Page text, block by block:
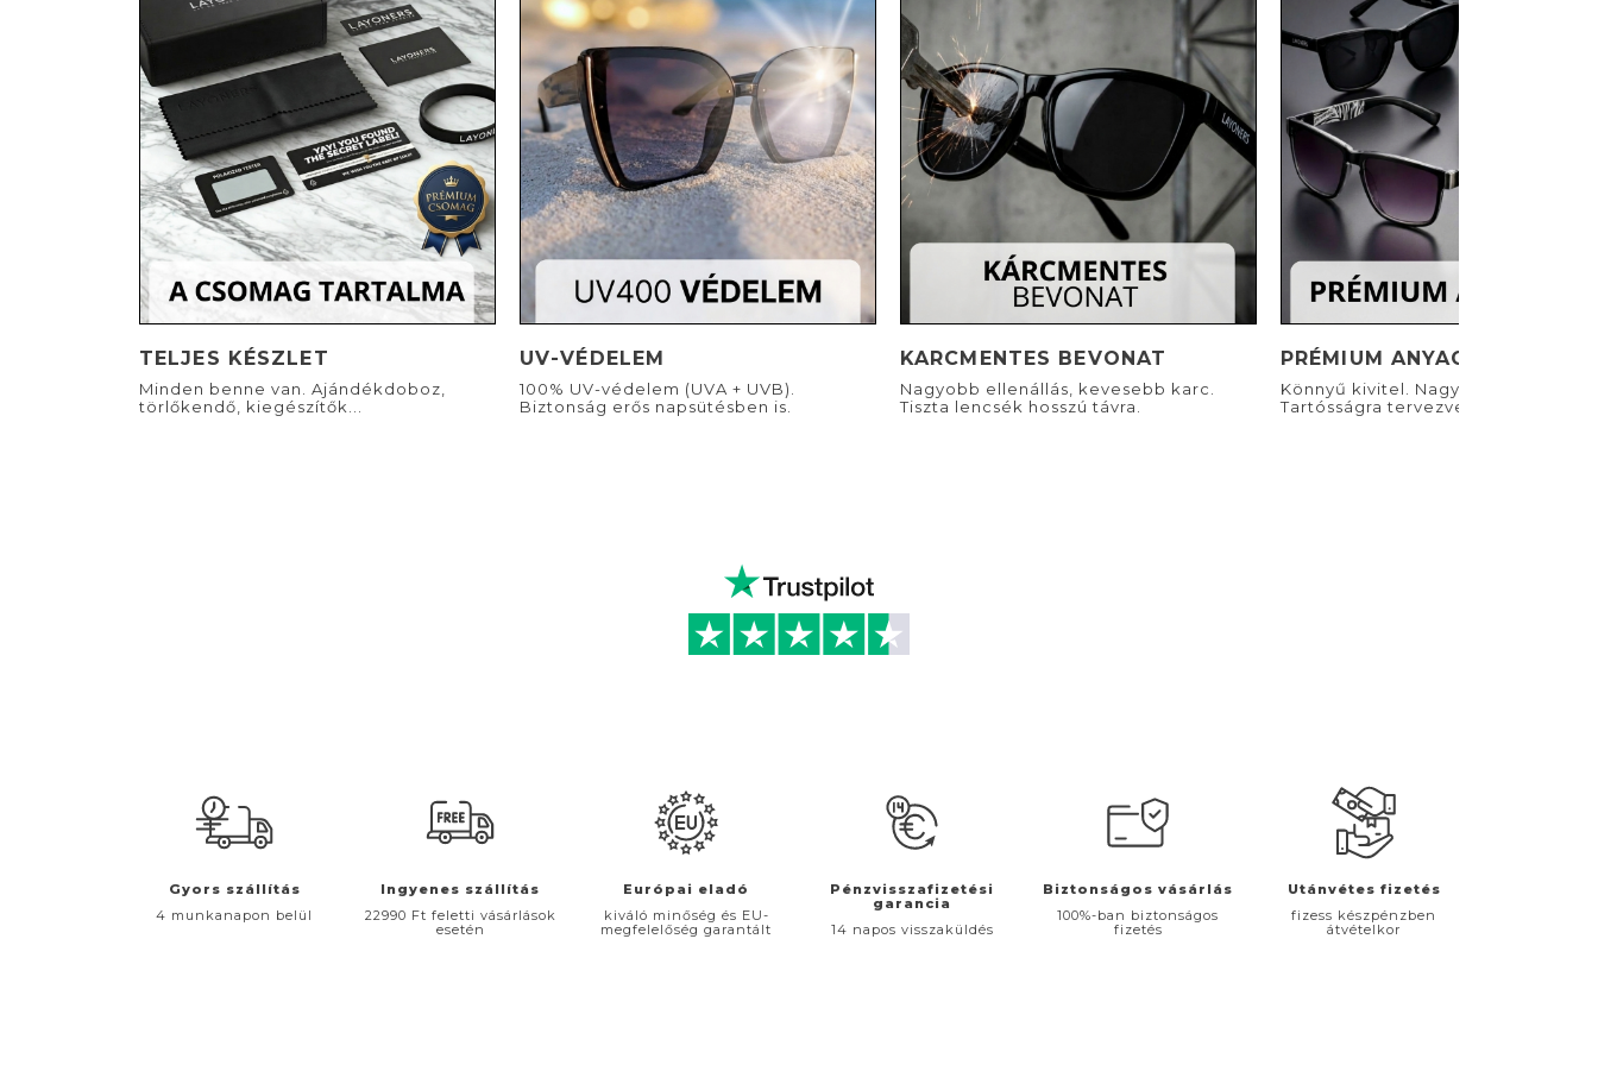
TELJES KÉSZLET
Minden benne van. Ajándékdoboz,
törlőkendő, kiegészítők...
UV-VÉDELEM
100% UV-védelem (UVA + UVB).
Biztonság erős napsütésben is.
KARCMENTES BEVONAT
Nagyobb ellenállás, kevesebb karc.
Tiszta lencsék hosszú távra.
PRÉMIUM ANYAGOK
Könnyű kivitel. Nagyszerű viselet.
Tartósságra tervezve.
Gyors szállítás
4 munkanapon belül
Ingyenes szállítás
22990 Ft feletti vásárlások
esetén
Európai eladó
kiváló minőség és EU-
megfelelőség garantált
Pénzvisszafizetési
garancia
14 napos visszaküldés
Biztonságos vásárlás
100%-ban biztonságos
fizetés
Utánvétes fizetés
fizess készpénzben
átvételkor